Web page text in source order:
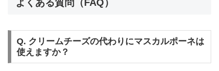
よくある質問（FAQ）
Q. クリームチーズの代わりにマスカルポーネは
使えますか？